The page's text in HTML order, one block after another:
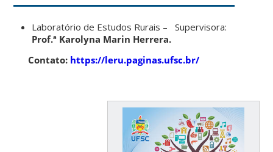
Laboratório de Estudos Rurais – Supervisora:
Prof.ª Karolyna Marin Herrera.
Contato: https://leru.paginas.ufsc.br/